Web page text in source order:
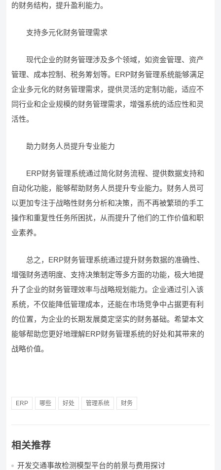
的财务结构，提升盈利能力。
支持多元化财务管理需求
现代企业的财务管理涉及多个领域，如资金管理、资产
管理、成本控制、税务筹划等。ERP财务管理系统能够满足
企业多元化的财务管理需求，提供灵活的定制功能，适应不
同行业和企业规模的财务管理需求，增强系统的适应性和灵
活性。
助力财务人员提升专业能力
ERP财务管理系统通过简化财务流程、提供数据支持和
自动化功能，能够帮助财务人员提升专业能力。财务人员可
以更加专注于战略性财务分析和决策，而不再被繁琐的手工
操作和重复性任务所困扰，从而提升了他们的工作价值和职
业素养。
总之，ERP财务管理系统通过提升财务数据的准确性、
增强财务透明度、支持决策制定等多方面的功能，极大地提
升了企业的财务管理效率与战略规划能力。企业通过引入该
系统，不仅能降低管理成本，还能在市场竞争中占据更有利
的位置，为企业的长期发展奠定坚实的财务基础。希望本文
能够帮助您更好地理解ERP财务管理系统的好处和其带来的
战略价值。
ERP 哪些 好处 管理系统 财务
相关推荐
开发交通事故检测模型平台的前景与费用探讨